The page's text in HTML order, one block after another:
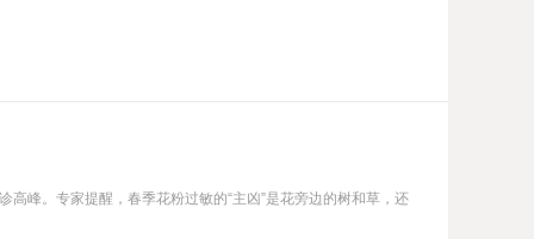
峰。专家提醒，春季花粉过敏的“主凶”是花旁边的树和草，还